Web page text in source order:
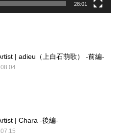
28:01
| adieu（上白石萌歌） -前編-
| Chara -後編-